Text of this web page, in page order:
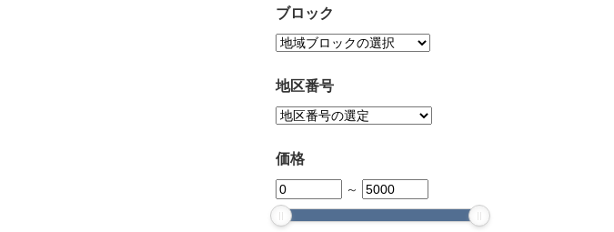
ブロック
地区番号
価格
～